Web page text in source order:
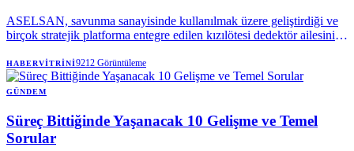
ASELSAN, savunma sanayisinde kullanılmak üzere geliştirdiği ve
birçok stratejik platforma entegre edilen kızılötesi dedektör ailesini
HABERVITRINI9212 Görüntüleme
GÜNDEM
Süreç Bittiğinde Yaşanacak 10 Gelişme ve Temel
Sorular